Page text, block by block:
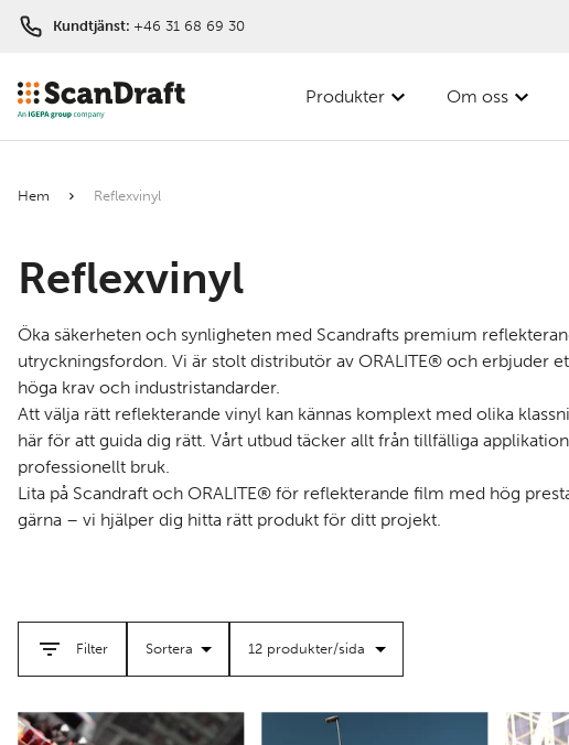
Kundtjänst: +46 31 68 69 30
Produkter Om oss
Hem Reflexvinyl
Reflexvinyl
Öka säkerheten och synligheten med Scandrafts premium
utryckningsfordon. Vi är stolt distributör av ORALITE® och erbjuder
höga krav och industristandarder.
Att välja rätt reflekterande vinyl kan kännas komplext med olika
här för att guida dig rätt. Vårt utbud täcker allt från tillfälliga
professionellt bruk.
Lita på Scandraft och ORALITE® för reflekterande film med hög
gärna – vi hjälper dig hitta rätt produkt för ditt projekt.
Filter
nr
Bredd
Egenskap
Kategorier
Rensa
Använd
filter